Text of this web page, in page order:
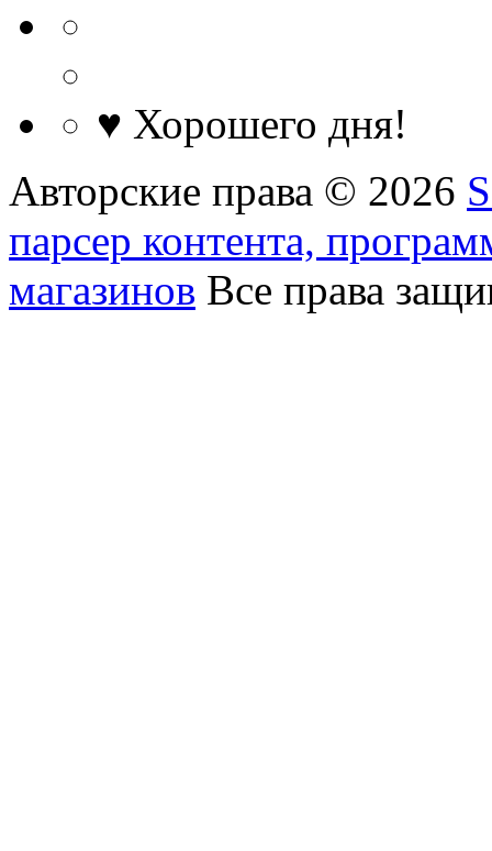
♥ Хорошего дня!
Авторские права © 2026
парсер контента,
магазинов Все права